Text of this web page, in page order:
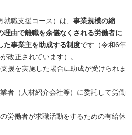
職支援コース）は、 事業規模の縮
理由で離職を余儀なくされる労働者に
た事業主を助成する制度です（令和6年
改正されています）。
援を実施した場合に助成が受けられま
業者（人材紹介会社等）に委託して労働
の労働者が求職活動をするための有給休